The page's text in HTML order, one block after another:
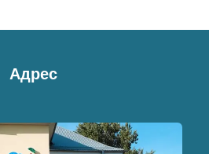
Адрес